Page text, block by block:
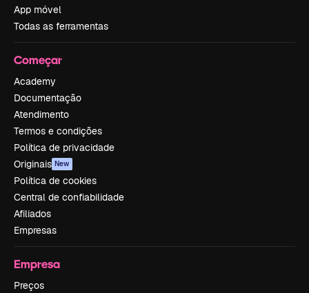
App móvel
Todas as ferramentas
Começar
Academy
Documentação
Atendimento
Termos e condições
Política de privacidade
Originais New
Política de cookies
Central de confiabilidade
Afiliados
Empresas
Empresa
Preços